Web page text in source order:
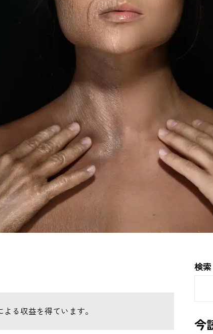
る収益を得ています。
検索
今